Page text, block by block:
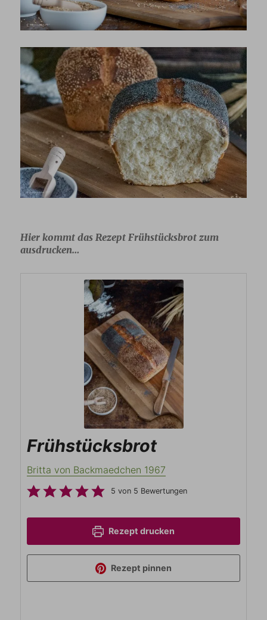
Hier kommt das Rezept Frühstücksbrot zum
ausdrucken…
Frühstücksbrot
Britta von Backmaedchen 1967
5 von 5 Bewertungen
Rezept drucken
Rezept pinnen